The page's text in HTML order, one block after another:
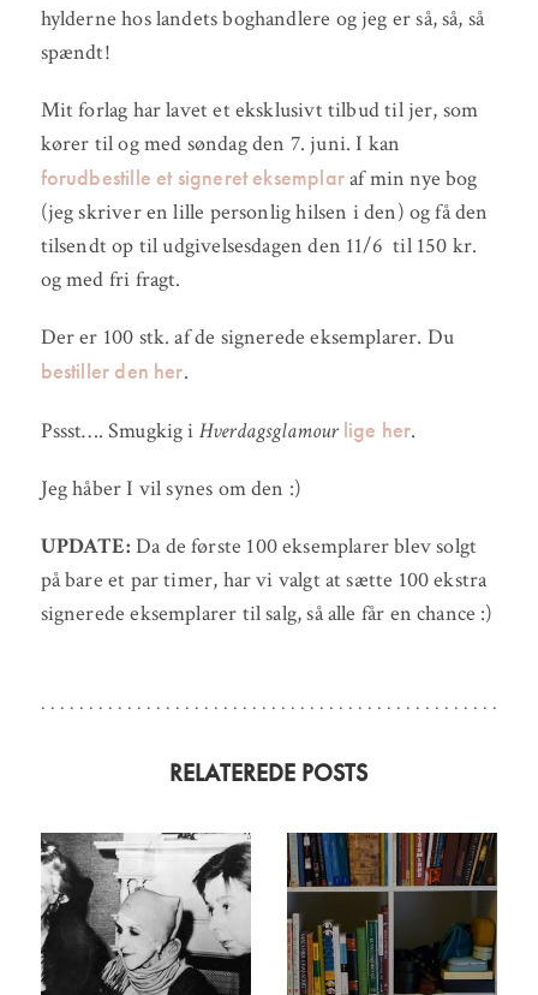
hylderne hos landets boghandlere og jeg er så, så, så
spændt!
Mit forlag har lavet et eksklusivt tilbud til jer, som
kører til og med søndag den 7. juni. I kan
forudbestille et signeret eksemplaraf min nye bog
(jeg skriver en lille personlig hilsen i den) og få den
tilsendt op til udgivelsesdagen den 11/6 til 150 kr.
og med fri fragt.
Der er 100 stk. af de signerede eksemplarer. Du
bestiller den her.
Pssst…. Smugkig i Hverdagsglamourlige her.
Jeg håber I vil synes om den :)
UPDATE: Da de første 100 eksemplarer blev solgt
på bare et par timer, har vi valgt at sætte 100 ekstra
signerede eksemplarer til salg, så alle får en chance :)
RELATEREDE POSTS